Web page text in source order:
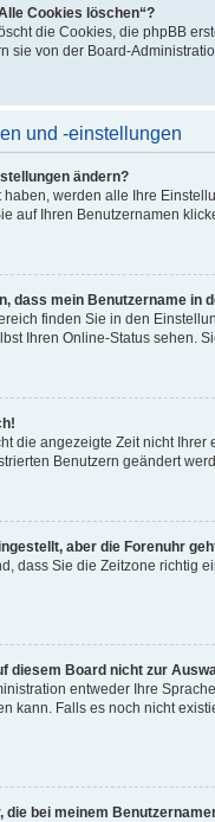
Cookies löschen“?
die Cookies, die phpBB
sie von der Board-
und -einstellungen
ändern?
werden alle Ihre
auf Ihren Benutzernamen
dass mein Benutzername in
finden Sie in den
Ihren Online-Status sehen.
die angezeigte Zeit nicht
Benutzern geändert
aber die Forenuhr
dass Sie die Zeitzone richtig
diesem Board nicht zur
entweder Ihre
kann. Falls es noch nicht
die bei meinem